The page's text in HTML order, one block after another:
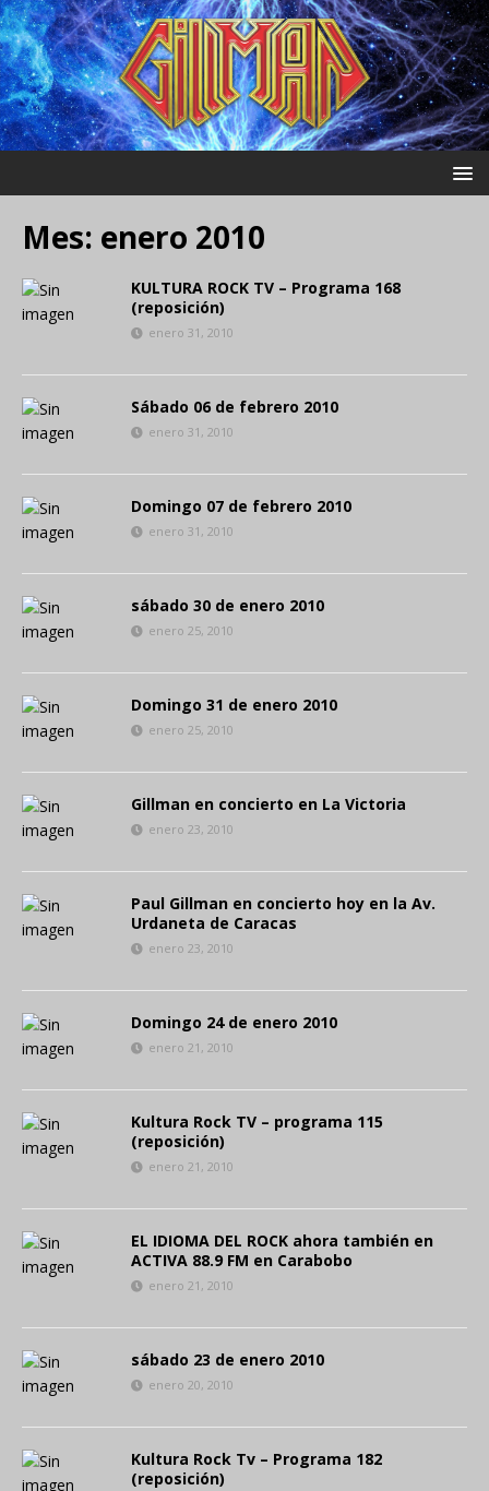
Mes: enero 2010
KULTURA ROCK TV – Programa 168
(reposición)
enero 31, 2010
Sábado 06 de febrero 2010
enero 31, 2010
Domingo 07 de febrero 2010
enero 31, 2010
sábado 30 de enero 2010
enero 25, 2010
Domingo 31 de enero 2010
enero 25, 2010
Gillman en concierto en La Victoria
enero 23, 2010
Paul Gillman en concierto hoy en la Av.
Urdaneta de Caracas
enero 23, 2010
Domingo 24 de enero 2010
enero 21, 2010
Kultura Rock TV – programa 115
(reposición)
enero 21, 2010
EL IDIOMA DEL ROCK ahora también en
ACTIVA 88.9 FM en Carabobo
enero 21, 2010
sábado 23 de enero 2010
enero 20, 2010
Kultura Rock Tv – Programa 182
(reposición)